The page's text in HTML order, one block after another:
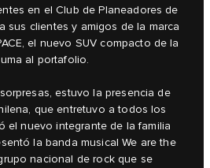
en el Club de Planeadores de
sus clientes y amigos de la marca
el nuevo SUV compacto de la
al portafolio.
estuvo la presencia de
que entretuvo a todos los
el nuevo integrante de la familia
la banda musical We are the
nacional de rock que se